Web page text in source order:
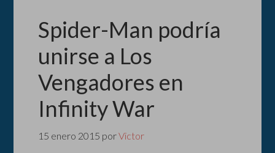
Spider-Man podría
unirse a Los
Vengadores en
Infinity War
15 enero 2015 porVictor